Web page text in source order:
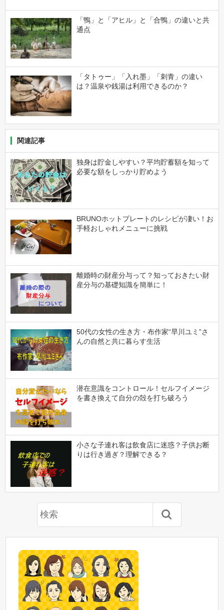
「鴨」と「アヒル」と「合鴨」の違いと共
通点
「タトゥー」「入れ墨」「刺青」の違い
は？温泉や銭湯は利用できるのか？
関連記事
独身は貯金しやすい？平均貯蓄額を知って
必要な額をしっかり貯めよう
BRUNOホットプレートのレシピが凄い！お
手軽おしゃれメニューに挑戦
離婚時の財産分与って？知っておきたい財
産分与の基礎知識を簡単に！
50代の女性の生き方・布作家“早川ユミ”さ
んの自然と共に暮らす生活
潜在意識をコントロール！セルフイメージ
を書き換えて自分の殻を打ち破ろう
小さな子連れ客は飲食店に迷惑？子供お断
りは行き過ぎ？理解できる？